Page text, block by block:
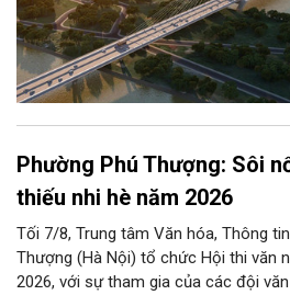
Phường Phú Thượng: Sôi
thiếu nhi hè năm 2026
Tối 7/8, Trung tâm Văn hóa, Thông
Thượng (Hà Nội) tổ chức Hội thi văn
2026, với sự tham gia của các đội